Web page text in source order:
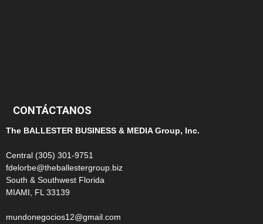
CONTÁCTANOS
The BALLESTER BUSINESS & MEDIA Group, Inc.
Central (305) 301-9751
fdelorbe@theballestergroup.biz
South & Southwest Florida
MIAMI, FL 33139
mundonegocios12@gmail.com